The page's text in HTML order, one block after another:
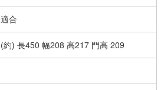
適合
(約) 長450 幅208 高217 門高 209